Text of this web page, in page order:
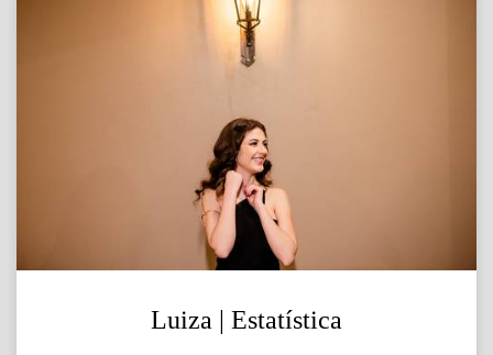
Luiza | Estatística